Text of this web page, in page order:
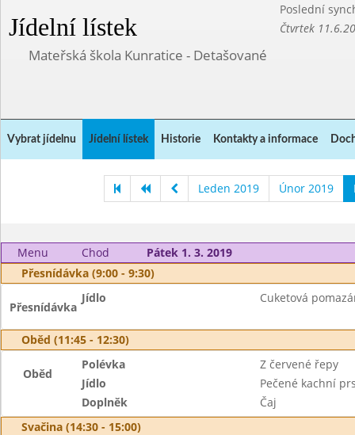
Jídelní lístek
Poslední
Čtvrtek
Mateřská škola Kunratice - Detašované
Vybrat jídelnu Jídelní lístek Historie Kontakty a informace
Leden 2019 Únor 2019
Menu Chod
Pátek 1. 3. 2019
Přesnídávka (9:00 - 9:30)
Přesnídávka
Jídlo Cuketová
Oběd (11:45 - 12:30)
Oběd
Polévka
Z červené řepy
Jídlo
Pečené kachní
Doplněk
Čaj
Svačina (14:30 - 15:00)